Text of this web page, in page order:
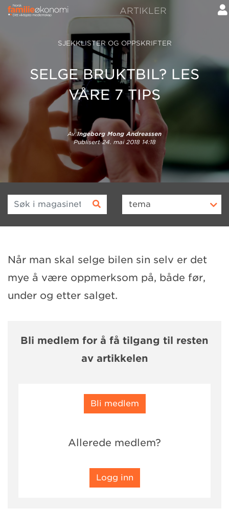
ARTIKLER
SJEKKLISTER OG OPPSKRIFTER
SELGE BRUKTBIL? LES
VÅRE 7 TIPS
AvIngeborg Mong Andreassen
Publisert24. mai 2018 14:18
Søk i magasinet tema
Når man skal selge bilen sin selv er det
mye å være oppmerksom på, både før,
under og etter salget.
Bli medlem for å få tilgang til resten
av artikkelen
Bli medlem
Allerede medlem?
Logg inn